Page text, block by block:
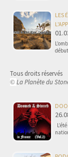
LES
Tous droits réservés
© La Planète du